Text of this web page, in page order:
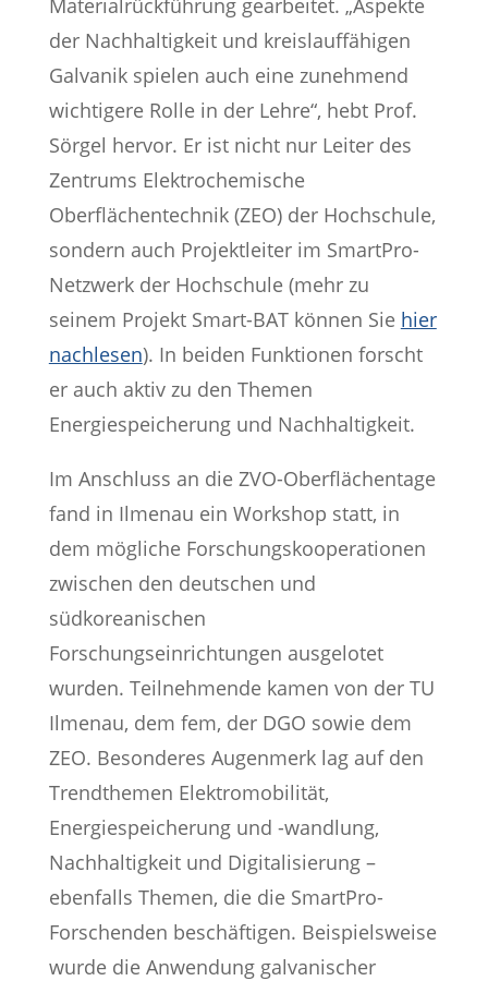
Materialrückführung gearbeitet. „Aspekte
der Nachhaltigkeit und kreislauffähigen
Galvanik spielen auch eine zunehmend
wichtigere Rolle in der Lehre“, hebt Prof.
Sörgel hervor. Er ist nicht nur Leiter des
Zentrums Elektrochemische
Oberflächentechnik (ZEO) der Hochschule,
sondern auch Projektleiter im SmartPro-
Netzwerk der Hochschule (mehr zu
seinem Projekt Smart-BAT können Sie hier
nachlesen). In beiden Funktionen forscht
er auch aktiv zu den Themen
Energiespeicherung und Nachhaltigkeit.
Im Anschluss an die ZVO-Oberflächentage
fand in Ilmenau ein Workshop statt, in
dem mögliche Forschungskooperationen
zwischen den deutschen und
südkoreanischen
Forschungseinrichtungen ausgelotet
wurden. Teilnehmende kamen von der TU
Ilmenau, dem fem, der DGO sowie dem
ZEO. Besonderes Augenmerk lag auf den
Trendthemen Elektromobilität,
Energiespeicherung und -wandlung,
Nachhaltigkeit und Digitalisierung –
ebenfalls Themen, die die SmartPro-
Forschenden beschäftigen. Beispielsweise
wurde die Anwendung galvanischer